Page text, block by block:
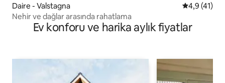
Daire - Valstagna 54,9 (41)
Nehir ve dağlar arasında rahatlama
Ev konforu ve harika aylık fiyatlar